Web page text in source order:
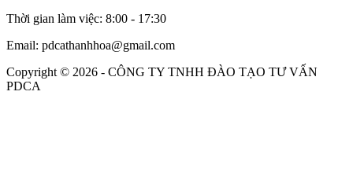
Thời gian làm việc: 8:00 - 17:30
Email: pdcathanhhoa@gmail.com
Copyright © 2026 - CÔNG TY TNHH ĐÀO TẠO TƯ VẤN
PDCA